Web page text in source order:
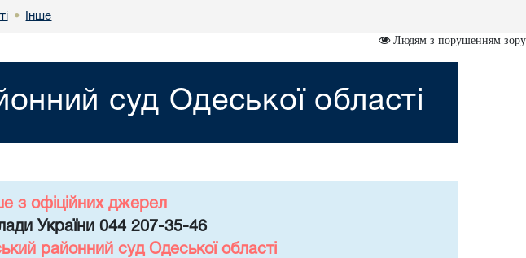
• Інше
Людям з порушенням зору
суд Одеської області
з офіційних джерел
України 044 207-35-46
районний суд Одеської області